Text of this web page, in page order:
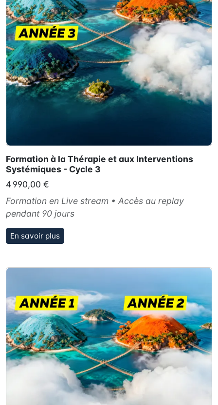
Formation à la Thérapie et aux Interventions
Systémiques - Cycle 3
4 990,00 €
Formation en Live stream • Accès au replay
pendant 90 jours
En savoir plus